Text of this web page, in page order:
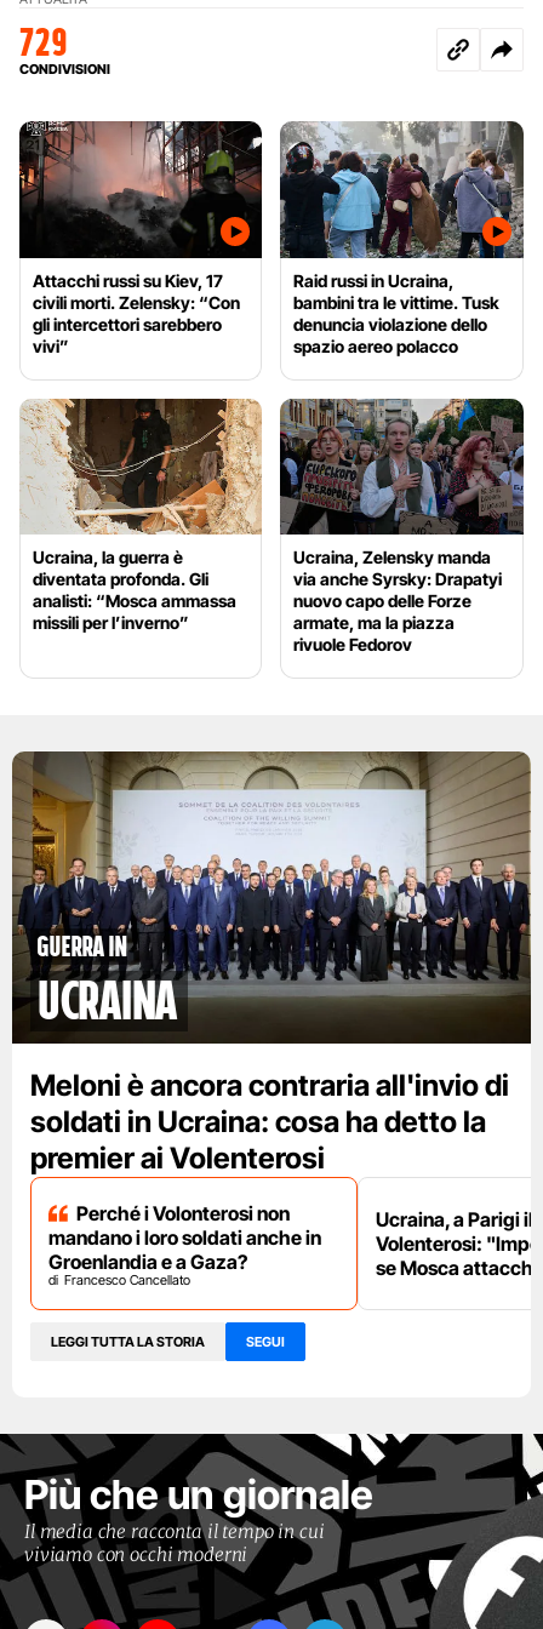
729
CONDIVISIONI
Attacchi russi su Kiev, 17
civili morti. Zelensky: “Con
gli intercettori sarebbero
vivi”
Raid russi in Ucraina,
bambini tra le vittime. Tusk
denuncia violazione dello
spazio aereo polacco
Ucraina, la guerra è
diventata profonda. Gli
analisti: “Mosca ammassa
missili per l’inverno”
Ucraina, Zelensky manda
via anche Syrsky: Drapatyi
nuovo capo delle Forze
armate, ma la piazza
rivuole Fedorov
Guerra in
Ucraina
Meloni è ancora contraria all'invio di
soldati in Ucraina: cosa ha detto la
premier ai Volenterosi
Perché i Volonterosi non
mandano i loro soldati anche in
Groenlandia e a Gaza?
Francesco Cancellato
Ucraina, a Parigi il
Volenterosi:
se Mosca
LEGGI TUTTA LA STORIA SEGUI
Più che un giornale
Il media che racconta il tempo in cui
viviamo con occhi moderni